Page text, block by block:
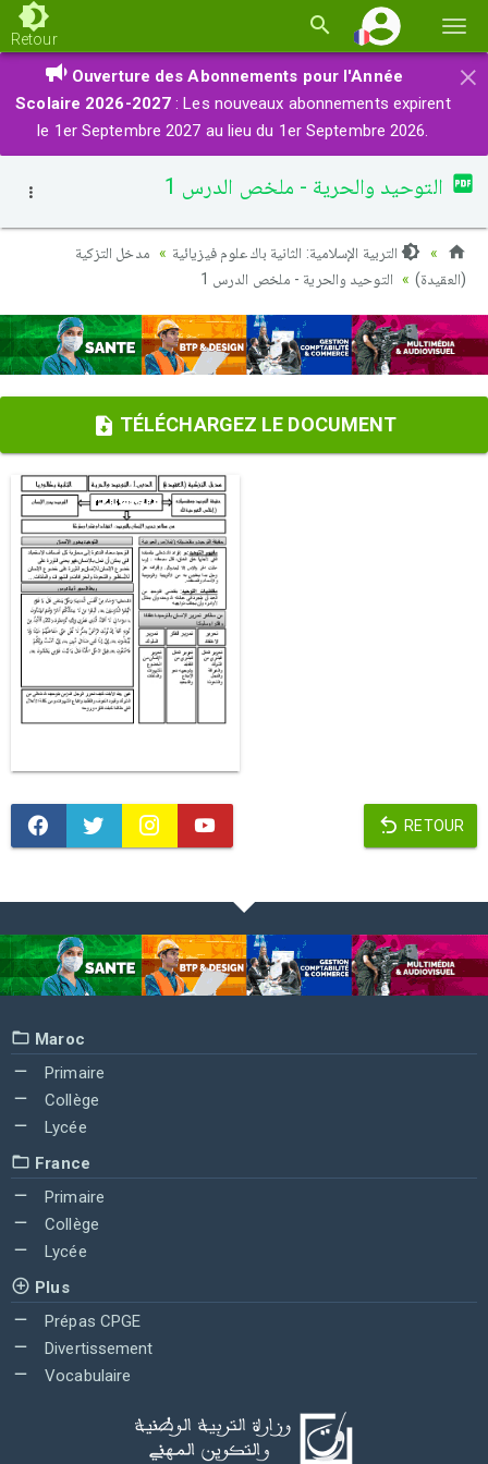
la
Retour
×
Ouverture des Abonnements pour l'Année
Scolaire 2026-2027 : Les nouveaux abonnements expirent
le 1er Septembre 2027 au lieu du 1er Septembre 2026.
التوحيد والحرية - ملخص الدرس 1
التربية الإسلامية: الثانية باك علوم فيزيائية
مدخل التزكية
(العقيدة)
التوحيد والحرية - ملخص الدرس 1
TÉLÉCHARGEZ LE DOCUMENT
RETOUR
Maroc
Primaire
Collège
Lycée
France
Primaire
Collège
Lycée
Plus
Prépas CPGE
Divertissement
Vocabulaire